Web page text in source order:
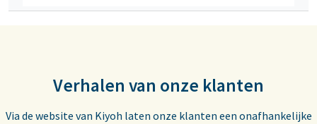
Verhalen van onze klanten
Via de website van Kiyoh laten onze klanten een onafhankelijke